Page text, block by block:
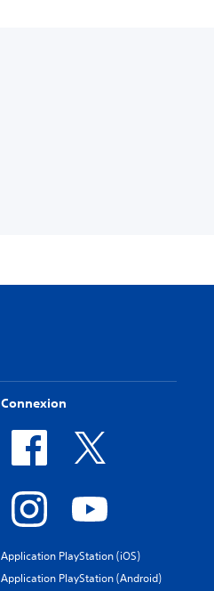
Connexion
Application PlayStation (iOS)
Application PlayStation (Android)